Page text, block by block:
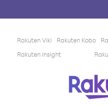
Rakuten Viki Rakuten Kobo
Rakuten Insight